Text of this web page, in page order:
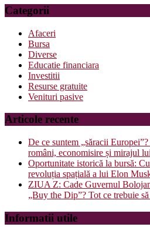
Categorii
Afaceri
Bursa
Diverse
Educatie financiara
Investitii
Resurse gratuite
Venituri pasive
Articole recente
De ce suntem „săracii
români, economisire și mirajul lui
Oportunitate istorică la bursă:
revoluția spațială a lui Elon
ZIUA Z: Cade Guvernul
„Buy the Dip”? Tot ce trebuie
Informatii utile